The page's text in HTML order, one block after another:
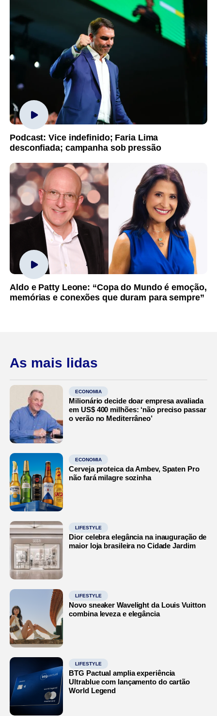
Podcast: Vice indefinido; Faria Lima
desconfiada; campanha sob pressão
Aldo e Patty Leone: “Copa do Mundo é emoção,
memórias e conexões que duram para sempre”
As mais lidas
ECONOMIA
Milionário decide doar empresa avaliada
em US$ 400 milhões: ‘não preciso passar
o verão no Mediterrâneo’
ECONOMIA
Cerveja proteica da Ambev, Spaten Pro
não fará milagre sozinha
LIFESTYLE
Dior celebra elegância na inauguração de
maior loja brasileira no Cidade Jardim
LIFESTYLE
Novo sneaker Wavelight da Louis Vuitton
combina leveza e elegância
LIFESTYLE
BTG Pactual amplia experiência
Ultrablue com lançamento do cartão
World Legend